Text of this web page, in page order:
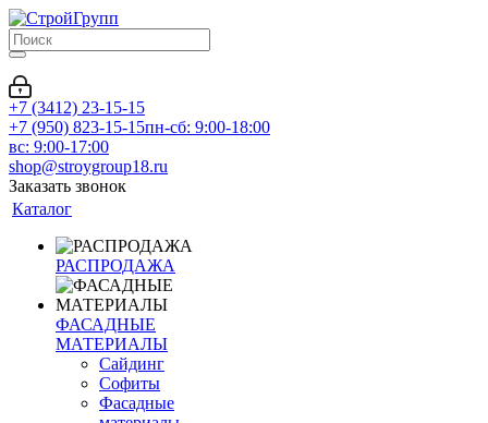
+7 (3412) 23-15-15
+7 (950) 823-15-15пн-сб: 9:00-18:00
вс: 9:00-17:00
shop@stroygroup18.ru
Заказать звонок
Каталог
РАСПРОДАЖА
ФАСАДНЫЕ
МАТЕРИАЛЫ
Сайдинг
Софиты
Фасадные